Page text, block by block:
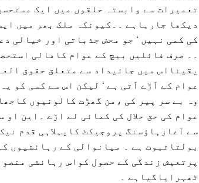
تعمیرات سے وابستہ حلقوں میں ایک
دیکھا جارہاہے ۔۔کیونکہ ملک بھر میں
کی کمی نہیں ‘ جو محض جذباتی اور خیالی
۔۔ صرف فائلیں بیچ کے عوام کامالی
یقینااس میں جائیداد سے متعلق حقوق
عوام کے آڑے آتی ہے ‘ لیکن اس سے کسی کو
وہ بے سر پیر کی ،من گھڑت کالونیوں
عوام کی حق حلال کی کمائی لے اڑے ۔این او
سے آغازہاﺅسنگ پروجیکٹ کاپہلاہی قدم
بولتاثبوت ہے ۔ میانوالی کے رہائشیوں
پرتعیش زندگی کے حصول کواس رہائشی
ٹھہرایاگیاہے ۔